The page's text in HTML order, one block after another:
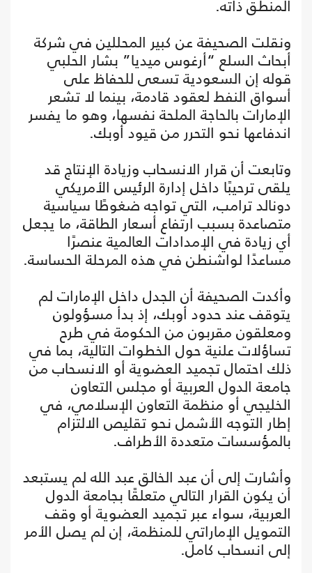
المنطق ذاته.
ونقلت الصحيفة عن كبير المحللين في شركة
أبحاث السلع “أرغوس ميديا” بشار الحلبي
قوله إن السعودية تسعى للحفاظ على
أسواق النفط لعقود قادمة، بينما لا تشعر
الإمارات بالحاجة الملحة نفسها، وهو ما يفسر
اندفاعها نحو التحرر من قيود أوبك.
وتابعت أن قرار الانسحاب وزيادة الإنتاج قد
يلقى ترحيبًا داخل إدارة الرئيس الأمريكي
دونالد ترامب، التي تواجه ضغوطًا سياسية
متصاعدة بسبب ارتفاع أسعار الطاقة، ما يجعل
أي زيادة في الإمدادات العالمية عنصرًا
مساعدًا لواشنطن في هذه المرحلة الحساسة.
وأكدت الصحيفة أن الجدل داخل الإمارات لم
يتوقف عند حدود أوبك، إذ بدأ مسؤولون
ومعلقون مقربون من الحكومة في طرح
تساؤلات علنية حول الخطوات التالية، بما في
ذلك احتمال تجميد العضوية أو الانسحاب من
جامعة الدول العربية أو مجلس التعاون
الخليجي أو منظمة التعاون الإسلامي، في
إطار التوجه الأشمل نحو تقليص الالتزام
بالمؤسسات متعددة الأطراف.
وأشارت إلى أن عبد الخالق عبد الله لم يستبعد
أن يكون القرار التالي متعلقًا بجامعة الدول
العربية، سواء عبر تجميد العضوية أو وقف
التمويل الإماراتي للمنظمة، إن لم يصل الأمر
إلى انسحاب كامل.